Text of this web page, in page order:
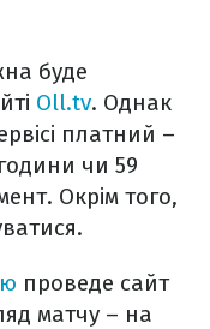
буде
Oll.tv. Однак
платний –
чи 59
Окрім того,
проведе сайт
матчу – на